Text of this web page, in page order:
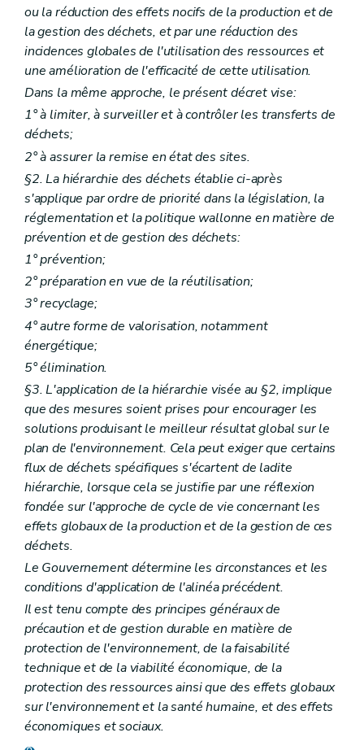
Art.24
Art. 25
Art. 26
Art. 26bis
Chapitre VI Dispositions particulières
Art. 27
27
bis
Art. 28
Art.
Chapitre VII Dispositions fonctionnelles
Section première Statistiques et renseignements
Art. 29
Art. 30
Art. 31
Art. 32
Section 2 (...)
Art. 33
Section 3
(...)
Art. 34
Art. 35
Art. 36
Art. 37
Art. 38
Section 4
Art. 39
Section 5 Echantillonnages et analysés
Art. 40
Chapitre VIII Mesures de sécurité
Art. 41
Art. 42
Art. 43
Chapitre IX Indemnisation des dommages par le Gouvernement
Art. 44
Chapitre X Surveillance, sautions administratives et pénales
Section première
Surveillance, recherche et constatation des infractions
Art. 45
Art. 46
Section 2 Sanctions administratives
Art. 47
Art. 48
Art. 49
Art. 50
Section 3
Sanctions pénales
Art. 51
Art. 52
Art. 53
Art. 54
Art. 55
ou la réduction des effets nocifs de la production et de
la gestion des déchets, et par une réduction des
incidences globales de l'utilisation des ressources et
une amélioration de l'efficacité de cette utilisation.
Dans la même approche, le présent décret vise:
1° à limiter, à surveiller et à contrôler les transferts de
déchets;
2° à assurer la remise en état des sites.
§2. La hiérarchie des déchets établie ci-après
s'applique par ordre de priorité dans la législation, la
réglementation et la politique wallonne en matière de
prévention et de gestion des déchets:
1° prévention;
2° préparation en vue de la réutilisation;
3° recyclage;
4° autre forme de valorisation, notamment
énergétique;
5° élimination.
§3. L'application de la hiérarchie visée au §2, implique
que des mesures soient prises pour encourager les
solutions produisant le meilleur résultat global sur le
plan de l'environnement. Cela peut exiger que certains
flux de déchets spécifiques s'écartent de ladite
hiérarchie, lorsque cela se justifie par une réflexion
fondée sur l'approche de cycle de vie concernant les
effets globaux de la production et de la gestion de ces
déchets.
Le Gouvernement détermine les circonstances et les
conditions d'application de l'alinéa précédent.
Il est tenu compte des principes généraux de
précaution et de gestion durable en matière de
protection de l'environnement, de la faisabilité
technique et de la viabilité économique, de la
protection des ressources ainsi que des effets globaux
sur l'environnement et la santé humaine, et des effets
économiques et sociaux.